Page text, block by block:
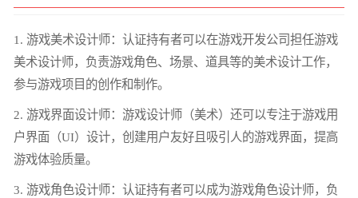
1. 游戏美术设计师：认证持有者可以在游戏开发公司担任游戏
美术设计师，负责游戏角色、场景、道具等的美术设计工作，
参与游戏项目的创作和制作。
2. 游戏界面设计师：游戏设计师（美术）还可以专注于游戏用
户界面（UI）设计，创建用户友好且吸引人的游戏界面，提高
游戏体验质量。
3. 游戏角色设计师：认证持有者可以成为游戏角色设计师，负